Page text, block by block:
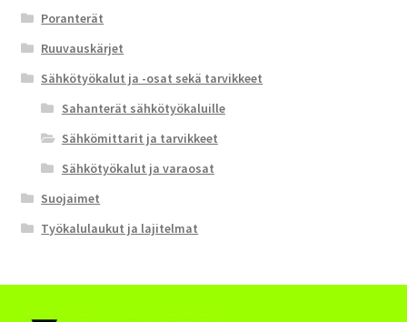
Poranterät
Ruuvauskärjet
Sähkötyökalut ja -osat sekä tarvikkeet
Sahanterät sähkötyökaluille
Sähkömittarit ja tarvikkeet
Sähkötyökalut ja varaosat
Suojaimet
Työkalulaukut ja lajitelmat